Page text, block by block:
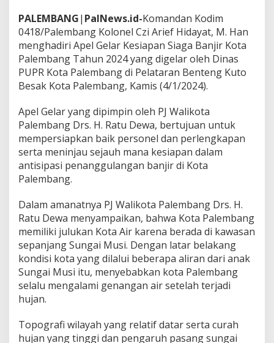
l
g
S
i
a
p
e
a
n
g
n
i
n
j
i
r
B
e
r
s
a
P
e
PALEMBANG| PalNews.id-Komandan Kodim
0418/Palembang Kolonel Czi Arief Hidayat, M. Han
menghadiri Apel Gelar Kesiapan Siaga Banjir Kota
Palembang Tahun 2024 yang digelar oleh Dinas
PUPR Kota Palembang di Pelataran Benteng Kuto
Besak Kota Palembang, Kamis (4/1/2024).
Apel Gelar yang dipimpin oleh PJ Walikota
Palembang Drs. H. Ratu Dewa, bertujuan untuk
mempersiapkan baik personel dan perlengkapan
serta meninjau sejauh mana kesiapan dalam
antisipasi penanggulangan banjir di Kota
Palembang.
Dalam amanatnya PJ Walikota Palembang Drs. H.
Ratu Dewa menyampaikan, bahwa Kota Palembang
memiliki julukan Kota Air karena berada di kawasan
sepanjang Sungai Musi. Dengan latar belakang
kondisi kota yang dilalui beberapa aliran dari anak
Sungai Musi itu, menyebabkan kota Palembang
selalu mengalami genangan air setelah terjadi
hujan.
Topografi wilayah yang relatif datar serta curah
hujan yang tinggi dan pengaruh pasang sungai